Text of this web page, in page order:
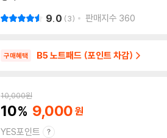
9.0 3 판매지수 360
구매혜택 B5 노트패드 (포인트 차감)
10,000원
10 9,000
YES포인트